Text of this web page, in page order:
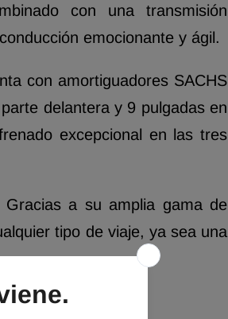
con una transmisión
emocionante y ágil.
con amortiguadores SACHS
delantera y 9 pulgadas en
excepcional en las tres
a su amplia gama de
tipo de viaje, ya sea una